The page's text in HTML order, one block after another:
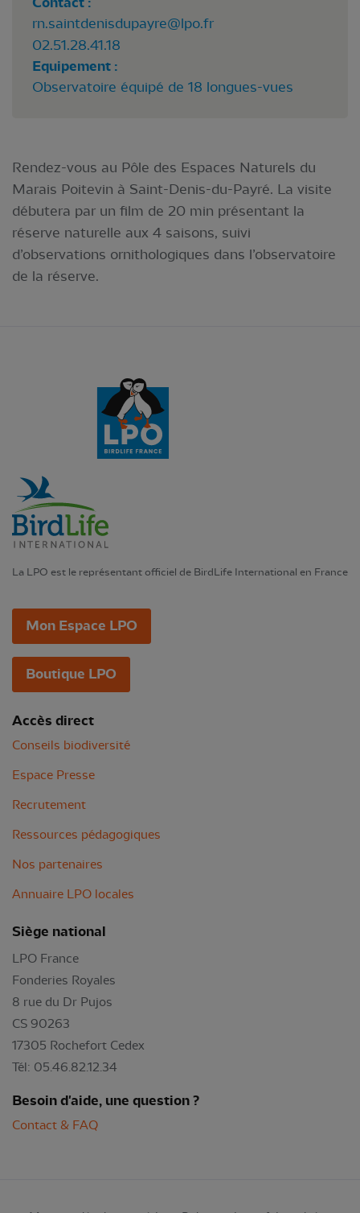
rn.saintdenisdupayre@lpo.fr
02.51.28.41.18
Equipement :
Observatoire équipé de 18 longues-vues
Rendez-vous au Pôle des Espaces Naturels du
Marais Poitevin à Saint-Denis-du-Payré. La visite
débutera par un film de 20 min présentant la
réserve naturelle aux 4 saisons, suivi
d’observations ornithologiques dans l’observatoire
de la réserve.
La LPO est le représentant officiel de BirdLife International en France
Mon Espace LPO
Boutique LPO
Accès direct
Conseils biodiversité
Espace Presse
Recrutement
Ressources pédagogiques
Nos partenaires
Annuaire LPO locales
Siège national
LPO France
Fonderies Royales
8 rue du Dr Pujos
CS 90263
17305 Rochefort Cedex
Tél: 05.46.82.12.34
Besoin d'aide, une question ?
Contact & FAQ